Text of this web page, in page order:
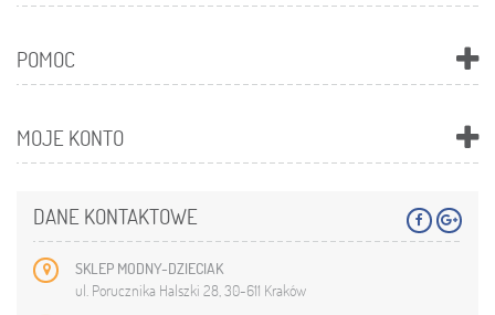
POMOC
MOJE KONTO
DANE KONTAKTOWE
SKLEP MODNY-DZIECIAK
ul. Porucznika Halszki 28, 30-611 Kraków